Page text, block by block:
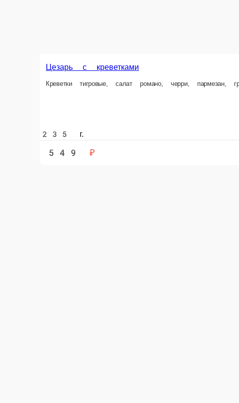
Цезарь с креветками
Креветки тигровые, салат романо, черри, пармезан,
235 г.
549 ₽